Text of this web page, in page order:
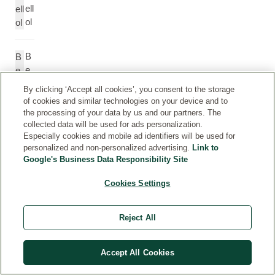
ell
ol
ell
ol
B
e
B
e
z
yl
b
e
n
z
at
G
a
By clicking ‘Accept all cookies’, you consent to the storage
of cookies and similar technologies on your device and to
the processing of your data by us and our partners. The
collected data will be used for ads personalization.
Especially cookies and mobile ad identifiers will be used for
personalized and non-personalized advertising. Link to
Google's Business Data Responsibility Site
Cookies Settings
Reject All
Accept All Cookies